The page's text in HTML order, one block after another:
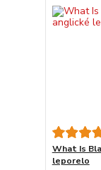
What Is
leporelo